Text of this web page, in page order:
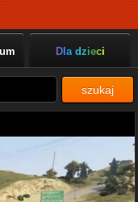
Dla dzieci
szukaj